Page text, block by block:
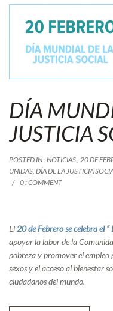
DÍA
JUSTICIA
POSTED IN :NOTICIAS, 20 DE
UNIDAS, DÍA DE LA JUSTICIA
0 : COMMENT
El20 de Febrero se celebra el
apoyar la labor de la
pobreza y promover el
sexos y el acceso al bienestar
ciudadanos del mundo.